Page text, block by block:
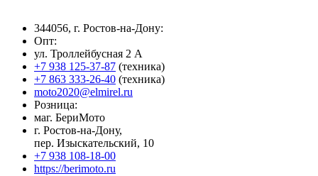
344056, г. Ростов-на-Дону:
Опт:
ул. Троллейбусная 2 А
+7 938 125-37-87 (техника)
+7 863 333-26-40 (техника)
moto2020@elmirel.ru
Розница:
маг. БериМото
г. Ростов-на-Дону,
пер. Изыскательский, 10
+7 938 108-18-00
https://berimoto.ru